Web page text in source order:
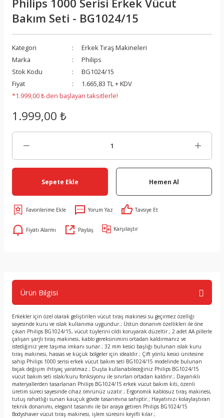
Philips 1000 Serisi Erkek Vücut
Bakım Seti - BG1024/15
Kategori
Erkek Tıraş Makineleri
Marka
Philips
Stok Kodu
BG1024/15
Fiyat
1.665,83 TL + KDV
*1.999,00 ₺ den başlayan taksitlerle!
1.999,00 ₺
Sepete Ekle Hemen Al
Yorum Yaz Tavsiye Et
Fiyatı Alarmı Paylaş Karşılaştır
Ürün Bilgisi
Erkekler için özel olarak geliştirilen vücut tıraş makinesi su geçirmez özelliği
sayesinde kuru ve ıslak kullanıma uygundur.; Üstün donanım özellikleri ile öne
çıkan Philips BG1024/15, vücut tüylerini cildi koruyarak düzeltir.; 2 adet AA pillerle
çalışan şarjlı tıraş makinesi, kablo gereksinimini ortadan kaldırmanız ve
istediğiniz yere taşıma imkanı sunar.; 32 mm kesici başlığı bulunan ıslak kuru
tıraş makinesi, hassas ve küçük bölgeler için idealdir.; Çift yönlü kesici ünitesine
sahip Philips 1000 serisi erkek vücut bakım seti BG1024/15 modelinde bulunan
bıçak değişim ihtiyaç yaratmaz.; Duşta kullanabileceğiniz Philips BG1024/15
vücut bakım seti ıslak/kuru fonksiyonu ile sınırları ortadan kaldırır.; Dayanıklı
materyallerden tasarlanan Philips BG1024/15 erkek vücut bakım kiti, özenli
üretim süreci sayesinde cihaz ömrünüz uzatır.; Ergonomik kablosuz tıraş makinesi,
tutuş rahatlığı sunan kauçuk gövde tasarımına sahiptir.; Hayatınızı kolaylaştıran
teknik donanımı, elegant tasarımı ile bir araya getiren Philips BG1024/15
Bodyshaver vücut tıraş makinesi, işlem süresini keyifli kılar.;